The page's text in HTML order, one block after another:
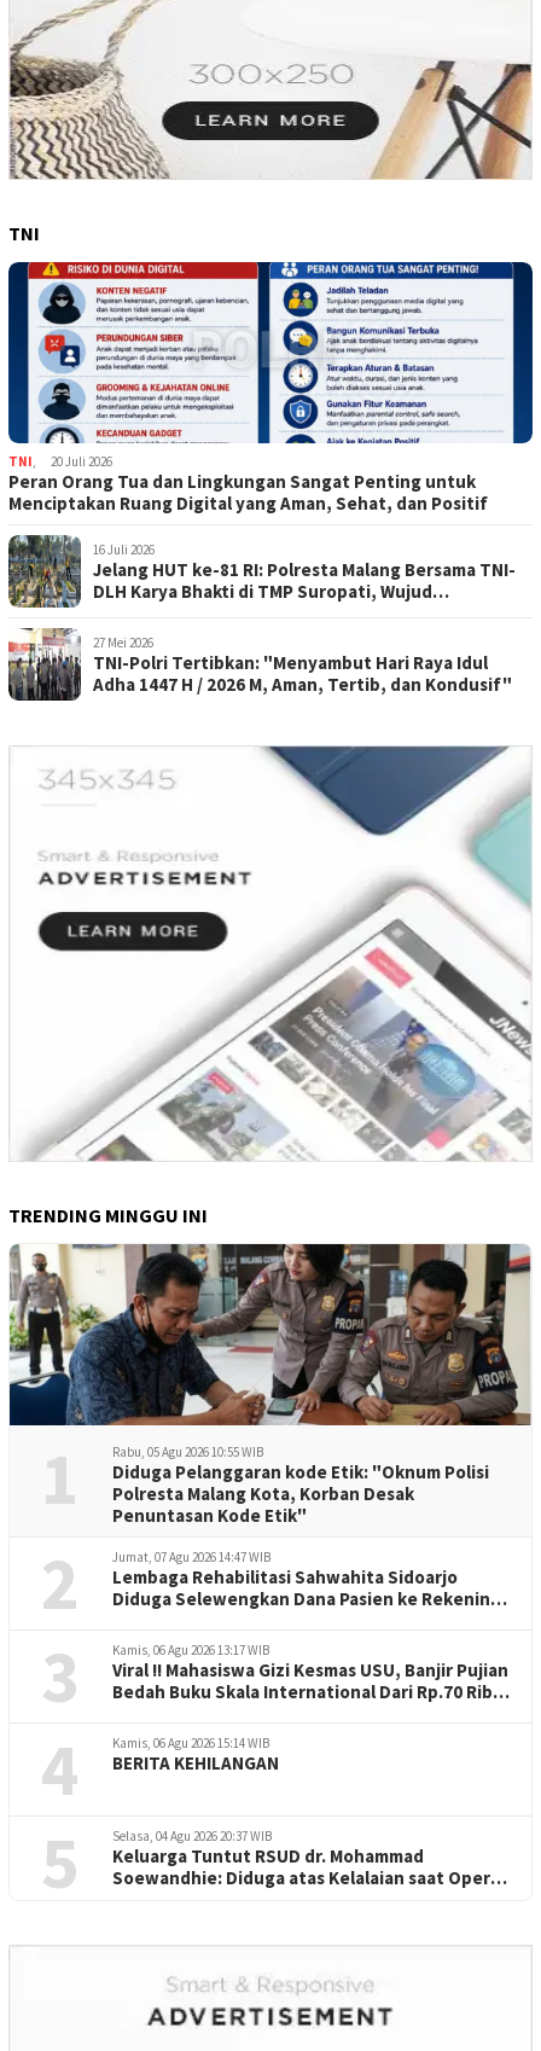
TNI
TNI, 20 Juli 2026
Peran Orang Tua dan Lingkungan Sangat Penting untuk
Menciptakan Ruang Digital yang Aman, Sehat, dan Positif
16 Juli 2026
Jelang HUT ke-81 RI: Polresta Malang Bersama TNI-
DLH Karya Bhakti di TMP Suropati, Wujud
27 Mei 2026
TNI-Polri Tertibkan: "Menyambut Hari Raya Idul
Adha 1447 H / 2026 M, Aman, Tertib, dan Kondusif"
TRENDING MINGGU INI
1 Rabu, 05 Agu 2026 10:55 WIB
Diduga Pelanggaran kode Etik: "Oknum Polisi
Polresta Malang Kota, Korban Desak
Penuntasan Kode Etik"
2 Jumat, 07 Agu 2026 14:47 WIB
Lembaga Rehabilitasi Sahwahita Sidoarjo
Diduga Selewengkan Dana Pasien ke Rekening
3 Kamis, 06 Agu 2026 13:17 WIB
Viral !! Mahasiswa Gizi Kesmas USU, Banjir Pujian
Bedah Buku Skala International Dari Rp.70 Ribu
4 Kamis, 06 Agu 2026 15:14 WIB
BERITA KEHILANGAN
5 Selasa, 04 Agu 2026 20:37 WIB
Keluarga Tuntut RSUD dr. Mohammad
Soewandhie: Diduga atas Kelalaian saat Operasi